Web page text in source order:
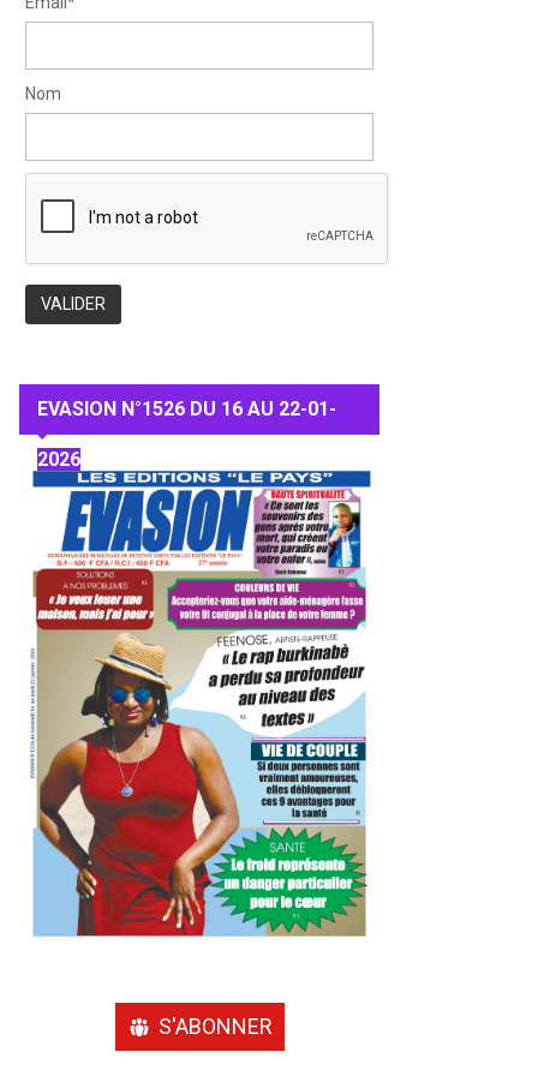
Nom
EVASION N°1526 DU 16 AU 22-01-
2026
S'ABONNER